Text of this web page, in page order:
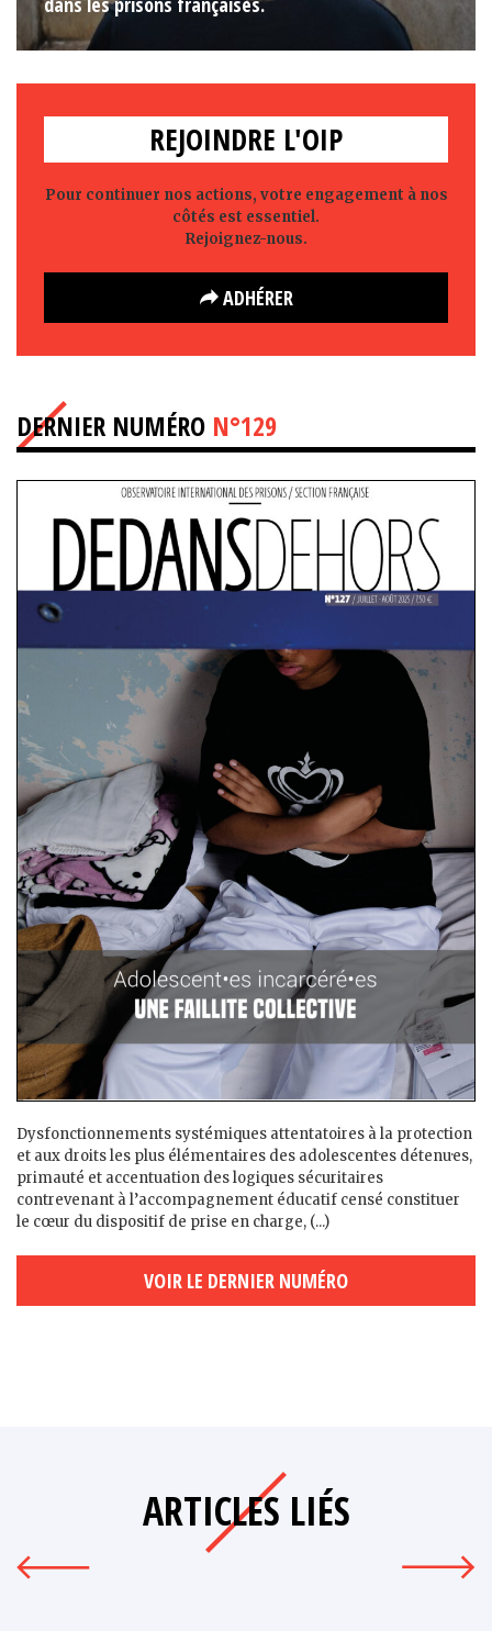
REJOINDRE L'OIP
Pour continuer nos actions, votre engagement à nos
côtés est essentiel.
Rejoignez-nous.
ADHÉRER
DERNIER NUMÉRO N°129
Dysfonctionnements systémiques attentatoires à la protection
et aux droits les plus élémentaires des adolescent·es détenu·es,
primauté et accentuation des logiques sécuritaires
contrevenant à l’accompagnement éducatif censé constituer
le cœur du dispositif de prise en charge, (...)
VOIR LE DERNIER NUMÉRO
ARTICLES LIÉS